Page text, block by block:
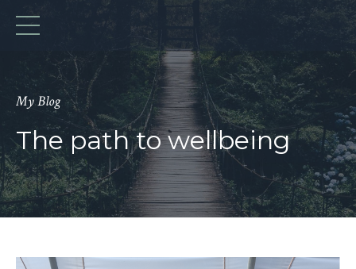
My Blog
The path to wellbeing